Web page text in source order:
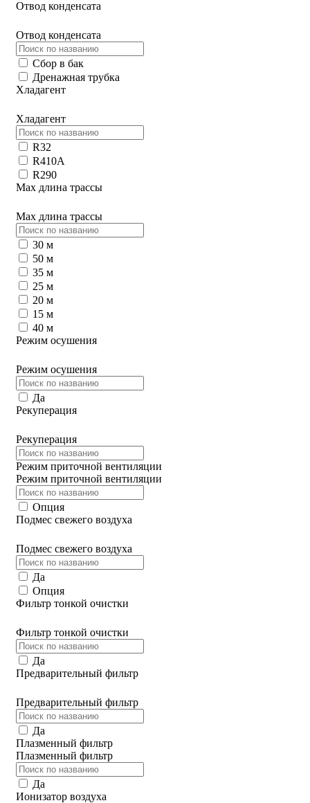
Отвод конденсата
Отвод конденсата
Сбор в бак
Дренажная трубка
Хладагент
Хладагент
R32
R410A
R290
Max длина трассы
Max длина трассы
30 м
50 м
35 м
25 м
20 м
15 м
40 м
Режим осушения
Режим осушения
Да
Рекуперация
Рекуперация
Режим приточной вентиляции
Режим приточной вентиляции
Опция
Подмес свежего воздуха
Подмес свежего воздуха
Да
Опция
Фильтр тонкой очистки
Фильтр тонкой очистки
Да
Предварительный фильтр
Предварительный фильтр
Да
Плазменный фильтр
Плазменный фильтр
Да
Ионизатор воздуха